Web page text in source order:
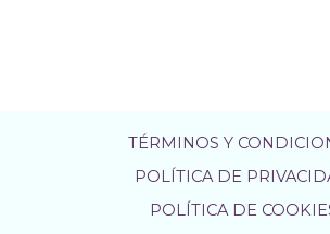
TÉRMINOS Y
POLÍTICA DE
POLÍTICA DE